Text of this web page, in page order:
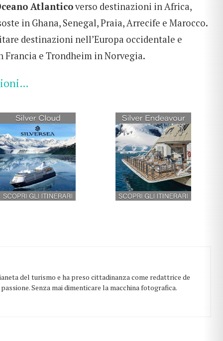
Atlanticoverso destinazioni in Africa,
in Ghana, Senegal, Praia, Arrecife e Marocco.
destinazioni nell’Europa occidentale e
e Trondheim in Norvegia.
del turismo e ha preso cittadinanza come redattrice de
Senza mai dimenticare la macchina fotografica.